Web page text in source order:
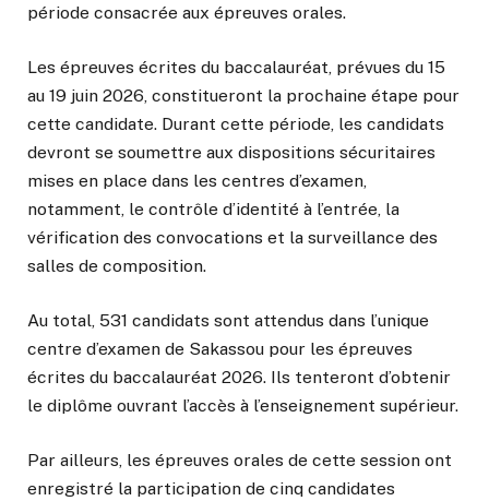
période consacrée aux épreuves orales.
Les épreuves écrites du baccalauréat, prévues du 15
au 19 juin 2026, constitueront la prochaine étape pour
cette candidate. Durant cette période, les candidats
devront se soumettre aux dispositions sécuritaires
mises en place dans les centres d’examen,
notamment, le contrôle d’identité à l’entrée, la
vérification des convocations et la surveillance des
salles de composition.
Au total, 531 candidats sont attendus dans l’unique
centre d’examen de Sakassou pour les épreuves
écrites du baccalauréat 2026. Ils tenteront d’obtenir
le diplôme ouvrant l’accès à l’enseignement supérieur.
Par ailleurs, les épreuves orales de cette session ont
enregistré la participation de cinq candidates